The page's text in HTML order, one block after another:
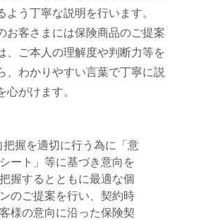
よう丁寧な説明を行います。
お客さまには保険商品のご提案
、ご本人の理解度や判断力等を
、わかりやすい言葉で丁寧に説
心がけます。
把握を適切に行う為に「意
ート」等に基づき意向を
握するとともに最適な個
のご提案を行い、契約時
様の意向に沿った保険契